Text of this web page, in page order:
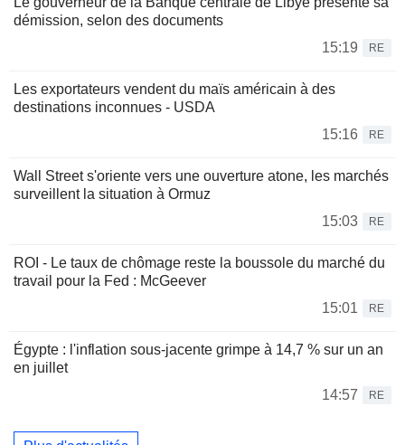
démission, selon des documents
15:19
RE
Les exportateurs vendent du maïs américain à des
destinations inconnues - USDA
15:16
RE
Wall Street s'oriente vers une ouverture atone, les marchés
surveillent la situation à Ormuz
15:03
RE
ROI - Le taux de chômage reste la boussole du marché du
travail pour la Fed : McGeever
15:01
RE
Égypte : l'inflation sous-jacente grimpe à 14,7 % sur un an
en juillet
14:57
RE